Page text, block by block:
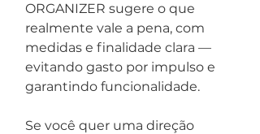
ORGANIZER sugere o que
realmente vale a pena, com
medidas e finalidade clara —
evitando gasto por impulso e
garantindo funcionalidade.
Se você quer uma direção